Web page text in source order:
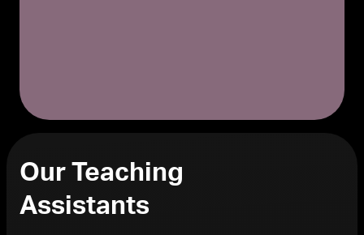
Our Teaching
Assistants